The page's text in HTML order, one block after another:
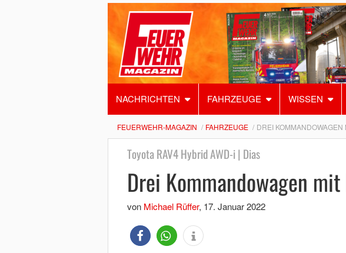
NACHRICHTEN FAHRZEUGE WISSEN
FEUERWEHR-MAGAZIN FAHRZEUGE DREI
Toyota RAV4 Hybrid AWD-i | Dias
Drei Kommandowagen
von Michael Rüffer, 17. Januar 2022